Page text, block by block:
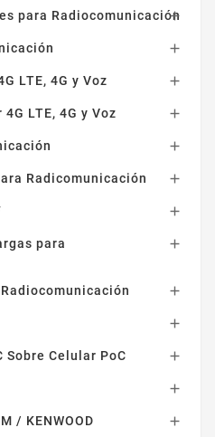
para Radiocomunicación


LTE, 4G y Voz 
LTE, 4G y Voz 

Radicomunicación 

para



Sobre Celular PoC 

/ KENWOOD 